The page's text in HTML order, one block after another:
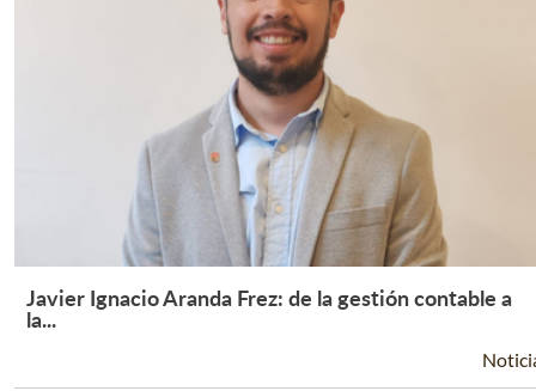
Leer Más +
Javier Ignacio Aranda Frez: de la gestión contable a
la...